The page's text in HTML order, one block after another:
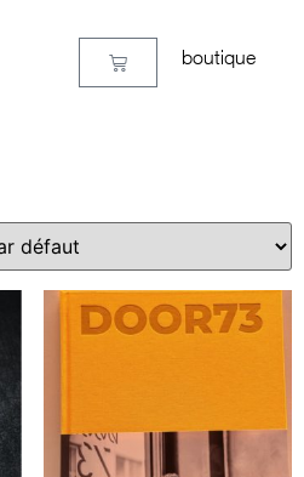
boutique